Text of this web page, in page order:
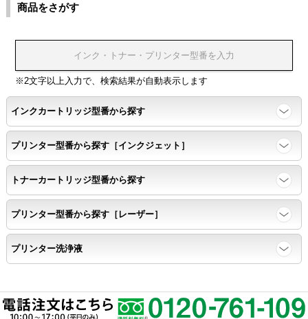
商品をさがす
※2文字以上入力で、検索結果が自動表示します
インクカートリッジ型番から探す
プリンター型番から探す［インクジェット］
トナーカートリッジ型番から探す
プリンター型番から探す［レーザー］
プリンター洗浄液